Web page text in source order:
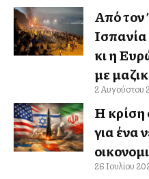
Από
κι η
με
2 Αυγούστου
Η κρίση
για ένα
26 Ιουλίου